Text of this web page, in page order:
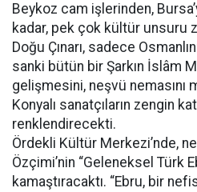
Beykoz cam işlerinden,
kadar, pek çok kültür unsuru
Doğu Çınarı, sadece
sanki bütün bir Şarkın İslâm
gelişmesini, neşvü nemasını
Konyalı sanatçıların zengin
renklendirecekti.
Ördekli Kültür Merkezi’nde,
Özçimi’nin “Geleneksel Türk
kamaştıracaktı. “Ebru, bir